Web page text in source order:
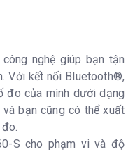
nghệ giúp bạn tận
Với kết nối Bluetooth®,
đo của mình dưới dạng
bạn cũng có thể xuất
S cho phạm vi và độ